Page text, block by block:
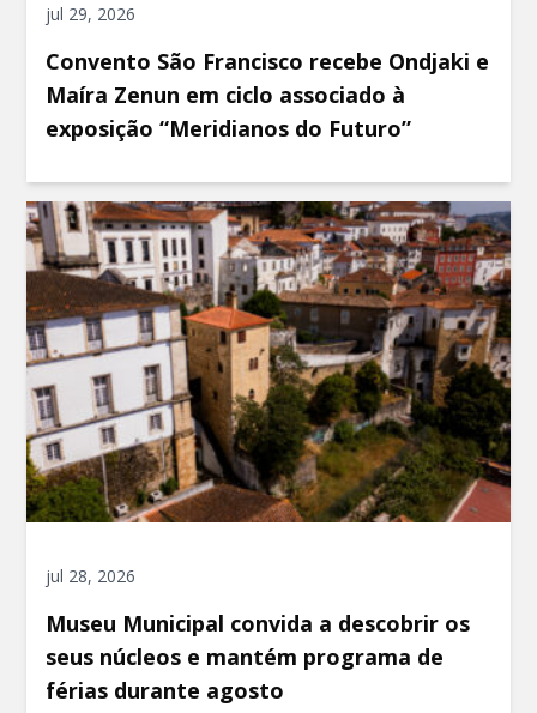
jul 29, 2026
Convento São Francisco recebe Ondjaki e
Maíra Zenun em ciclo associado à
exposição “Meridianos do Futuro”
jul 28, 2026
Museu Municipal convida a descobrir os
seus núcleos e mantém programa de
férias durante agosto